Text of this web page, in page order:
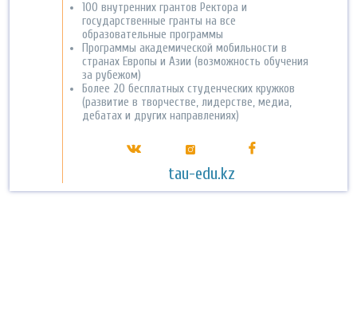
100 внутренних грантов Ректора и
государственные гранты на все
образовательные программы
Программы академической мобильности в
странах Европы и Азии (возможность обучения
за рубежом)
Более 20 бесплатных студенческих кружков
(развитие в творчестве, лидерстве, медиа,
дебатах и других направлениях)
tau-edu.kz